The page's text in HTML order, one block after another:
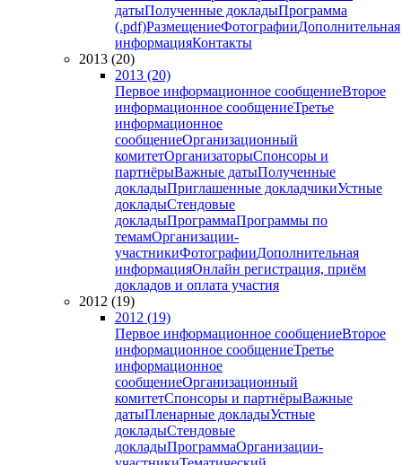
датыПолученные докладыПрограмма
(.pdf)РазмещениеФотографииДополнительная
информацияКонтакты
2013 (20)
2013 (20)
Первое информационное сообщениеВторое
информационное сообщениеТретье
информационное
сообщениеОрганизационный
комитетОрганизаторыСпонсоры и
партнёрыВажные датыПолученные
докладыПриглашенные докладчикиУстные
докладыСтендовые
докладыПрограммаПрограммы по
темамОрганизации-
участникиФотографииДополнительная
информацияОнлайн регистрация, приём
докладов и оплата участия
2012 (19)
2012 (19)
Первое информационное сообщениеВторое
информационное сообщениеТретье
информационное
сообщениеОрганизационный
комитетСпонсоры и партнёрыВажные
датыПленарные докладыУстные
докладыСтендовые
докладыПрограммаОрганизации-